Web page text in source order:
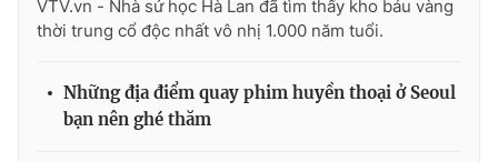
THỜI BÁO VTV
VTV.vn - Nhà sử học Hà Lan đã tìm thấy kho báu vàng
thời trung cổ độc nhất vô nhị 1.000 năm tuổi.
Những địa điểm quay phim huyền thoại ở Seoul
bạn nên ghé thăm